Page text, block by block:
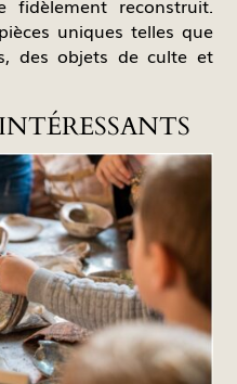
fidèlement reconstruit.
uniques telles que
des objets de culte et